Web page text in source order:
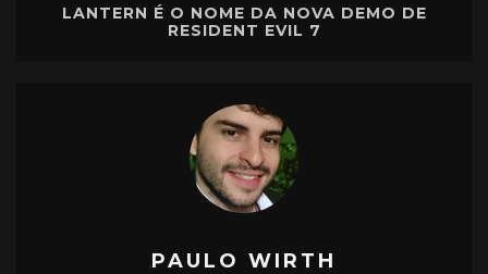
LANTERN É O NOME DA NOVA DEMO DE
RESIDENT EVIL 7
PAULO WIRTH